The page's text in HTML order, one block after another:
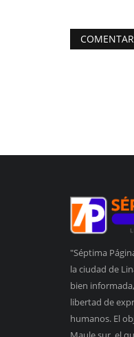
"Séptima
la ciudad de
bien
libertad de
humanos. El